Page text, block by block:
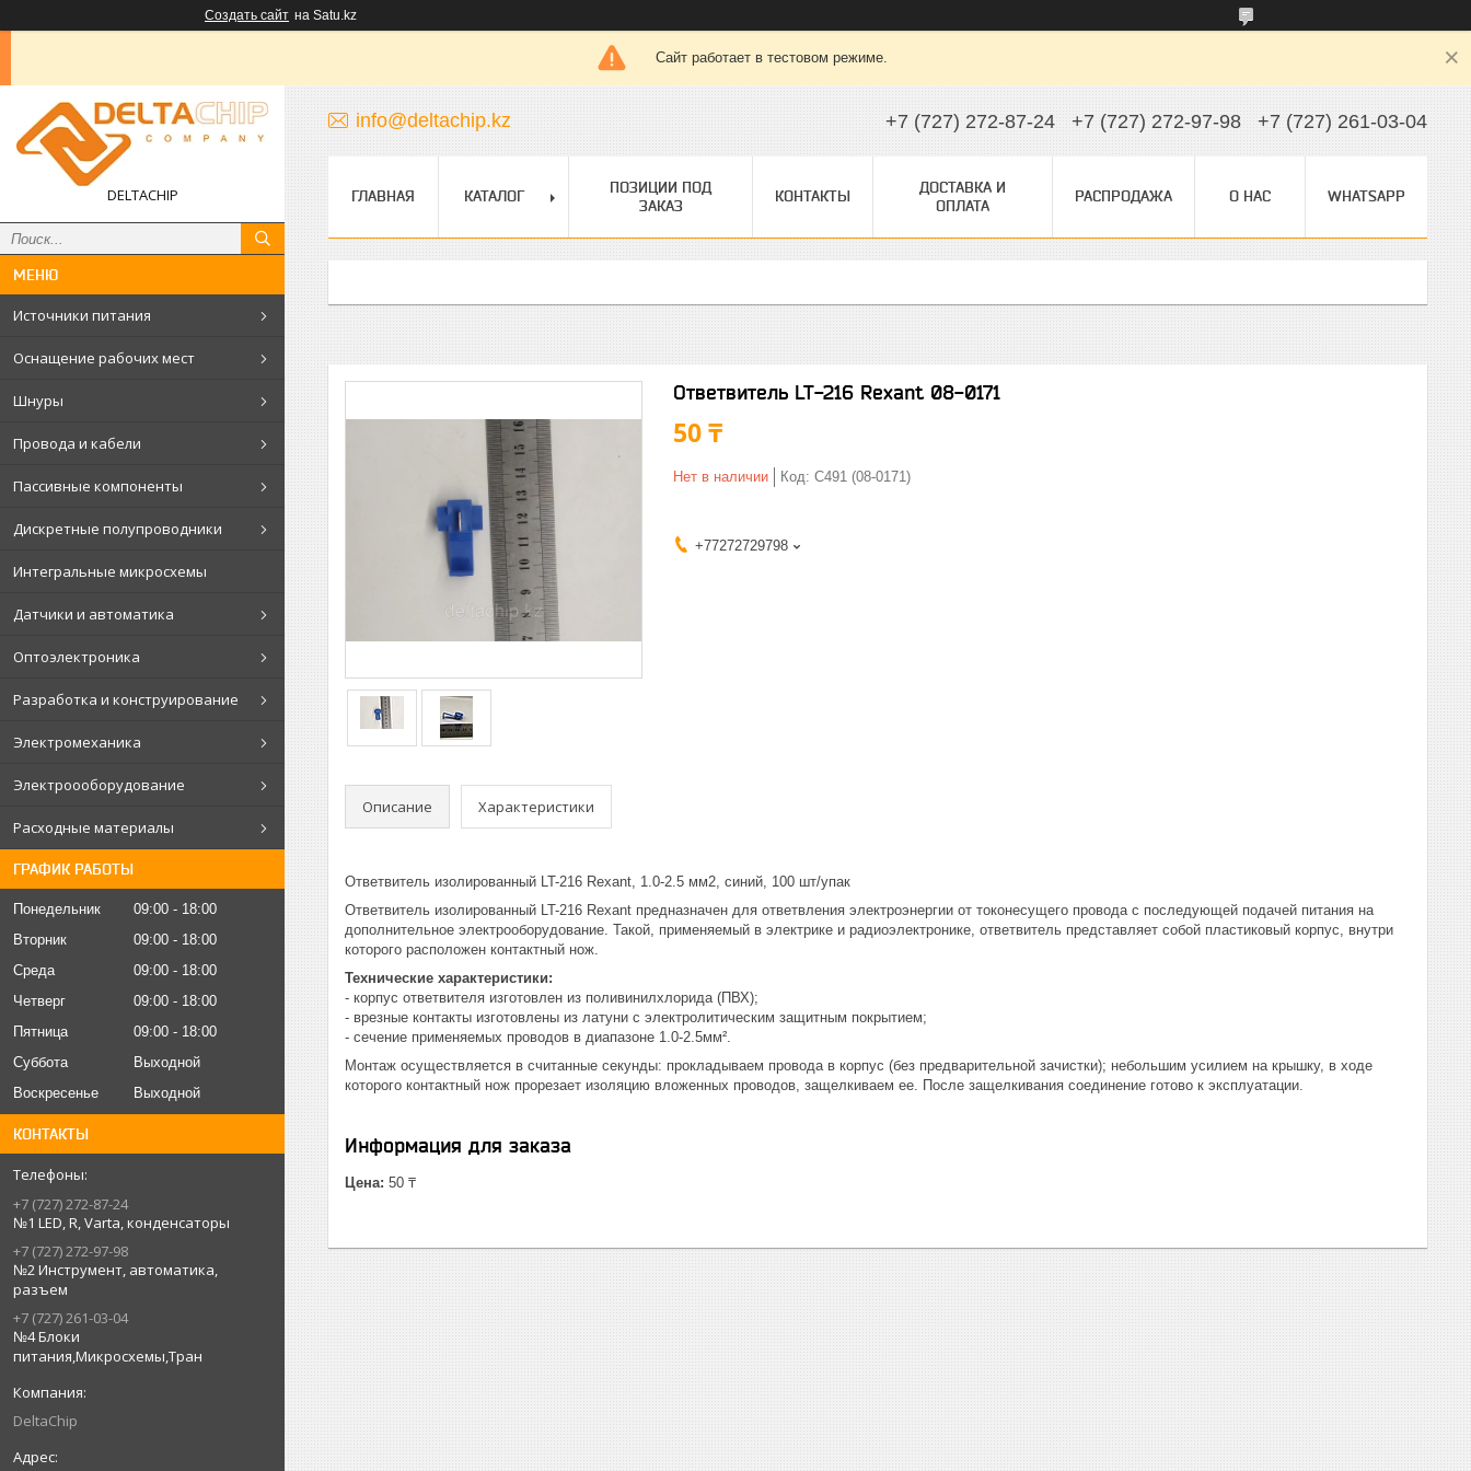
Создать сайт на Satu.kz
Сайт работает в тестовом режиме.
DELTACHIP
Источники питания
Оснащение рабочих мест
Шнуры
Провода и кабели
Пассивные компоненты
Дискретные полупроводники
Интегральные микросхемы
Датчики и автоматика
Оптоэлектроника
Разработка и конструирование
Электромеханика
Электроооборудование
Расходные материалы
ГРАФИК РАБОТЫ
Понедельник 09:00
18:00
Вторник
09:00
18:00
Среда
09:00
18:00
Четверг
09:00
18:00
Пятница
09:00
18:00
Суббота
Выходной
Воскресенье
Выходной
КОНТАКТЫ
+7 (727) 272-87-24
№1 LED, R, Varta, конденсаторы
+7 (727) 272-97-98
№2 Инструмент, автоматика,
разъем
+7 (727) 261-03-04
№4 Блоки
питания,Микросхемы,Тран
DeltaChip
info@deltachip.kz +7 (727) 272-87-24 +7 (727) 272-97-98 +7 (727) 261-03-04
ГЛАВНАЯ КАТАЛОГ
ПОЗИЦИИ ПОД
ЗАКАЗ
КОНТАКТЫ
ДОСТАВКА И
ОПЛАТА
РАСПРОДАЖА О НАС WHATSAPP
Ответвитель LT-216 Rexant 08-0171
50 ₸
Нет в наличии Код: C491 (08-0171)
+77272729798
Описание Характеристики
Ответвитель изолированный LT-216 Rexant, 1.0-2.5 мм2, синий, 100 шт/упак
Ответвитель изолированный LT-216 Rexant предназначен для ответвления электроэнергии от токонесущего провода с последующей подачей питания на
дополнительное электрооборудование. Такой, применяемый в электрике и радиоэлектронике, ответвитель представляет собой пластиковый корпус, внутри
которого расположен контактный нож.
Технические характеристики:
- корпус ответвителя изготовлен из поливинилхлорида (ПВХ);
- врезные контакты изготовлены из латуни с электролитическим защитным покрытием;
- сечение применяемых проводов в диапазоне 1.0-2.5мм².
Монтаж осуществляется в считанные секунды: прокладываем провода в корпус (без предварительной зачистки); небольшим усилием на крышку, в ходе
которого контактный нож прорезает изоляцию вложенных проводов, защелкиваем ее. После защелкивания соединение готово к эксплуатации.
Информация для заказа
Цена: 50 ₸